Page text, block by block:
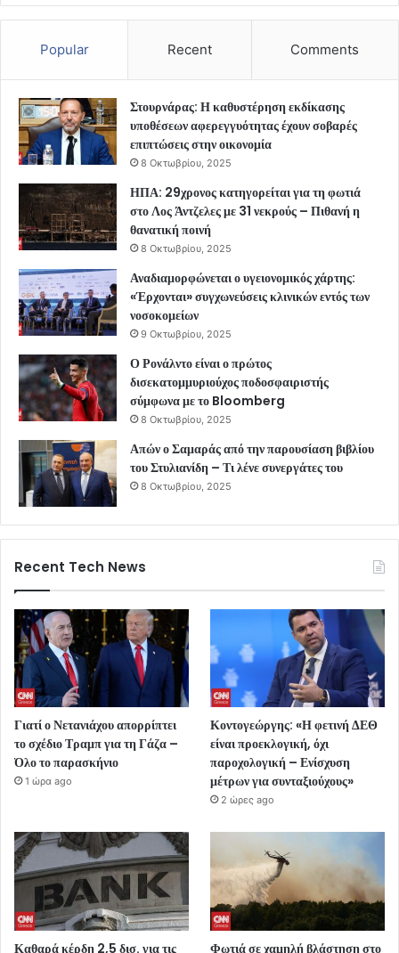
Popular Recent Comments
Στουρνάρας: Η καθυστέρηση εκδίκασης
υποθέσεων αφερεγγυότητας έχουν σοβαρές
επιπτώσεις στην οικονομία
8 Οκτωβρίου, 2025
ΗΠΑ: 29χρονος κατηγορείται για τη φωτιά
στο Λος Άντζελες με 31 νεκρούς – Πιθανή η
θανατική ποινή
8 Οκτωβρίου, 2025
Αναδιαμορφώνεται ο υγειονομικός χάρτης:
«Έρχονται» συγχωνεύσεις κλινικών εντός των
νοσοκομείων
9 Οκτωβρίου, 2025
Ο Ρονάλντο είναι ο πρώτος
δισεκατομμυριούχος ποδοσφαιριστής
σύμφωνα με το Bloomberg
8 Οκτωβρίου, 2025
Απών ο Σαμαράς από την παρουσίαση βιβλίου
του Στυλιανίδη – Τι λένε συνεργάτες του
8 Οκτωβρίου, 2025
Recent Tech News
Γιατί ο Νετανιάχου απορρίπτει
το σχέδιο Τραμπ για τη Γάζα –
Όλο το παρασκήνιο
1 ώρα ago
Κοντογεώργης: «Η φετινή ΔΕΘ
είναι προεκλογική, όχι
παροχολογική – Ενίσχυση
μέτρων για συνταξιούχους»
2 ώρες ago
Καθαρά κέρδη 2,5 δισ. για τις Φωτιά σε χαμηλή βλάστηση στο